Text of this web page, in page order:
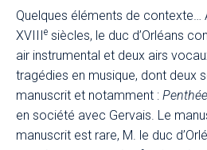
Quelques éléments de contexte…
XVIIIe siècles, le duc d’Orléans
air instrumental et deux airs
tragédies en musique, dont deux
manuscrit et notamment : Penthée
en société avec Gervais. Le
manuscrit est rare, M. le duc